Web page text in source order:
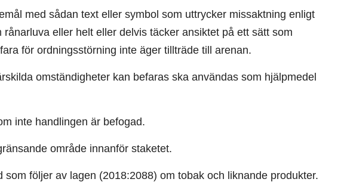
med sådan text eller symbol som uttrycker missaktning enligt
eller helt eller delvis täcker ansiktet på ett sätt som
för ordningsstörning inte äger tillträde till arenan.
omständigheter kan befaras ska användas som hjälpmedel
inte handlingen är befogad.
område innanför staketet.
följer av lagen (2018:2088) om tobak och liknande produkter.